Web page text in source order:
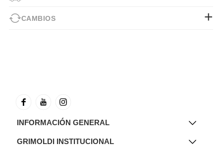
CAMBIOS
INFORMACIÓN GENERAL
GRIMOLDI INSTITUCIONAL